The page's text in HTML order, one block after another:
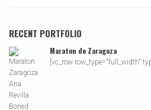
RECENT PORTFOLIO
Maraton de Zaragoza
[vc_row row_type="full_width"